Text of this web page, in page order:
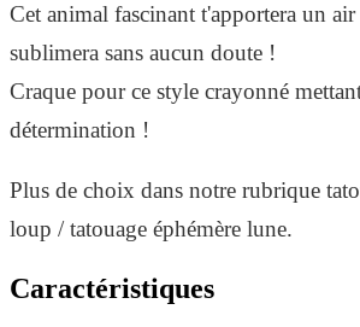
Cet animal fascinant t'apportera un
sublimera sans aucun doute !
Craque pour ce style crayonné
détermination !
Plus de choix dans notre rubrique
loup / tatouage éphémère lune.
Caractéristiques